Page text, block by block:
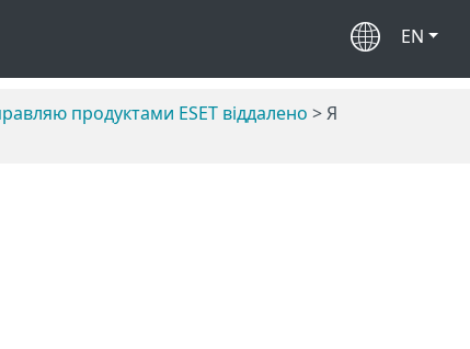
EN
продуктами ESET віддалено > Я